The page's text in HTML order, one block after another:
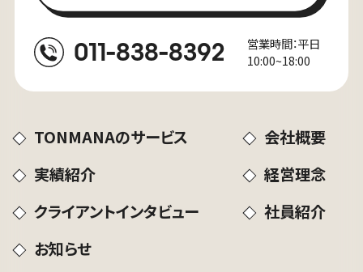
TONMANAのサービス
会社概要
実績紹介
経営理念
クライアントインタビュー
社員紹介
お知らせ
011-838-8392
営業時間：平日
10:00~18:00